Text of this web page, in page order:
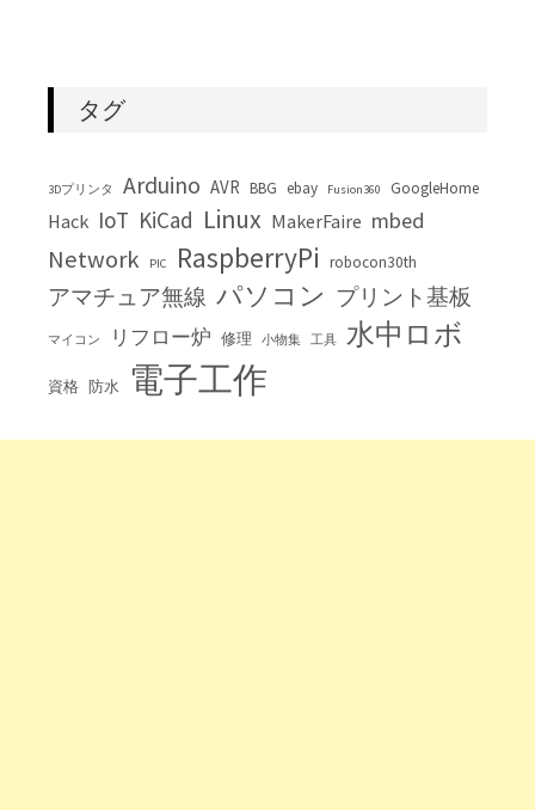
タグ
3Dプリンタ Arduino AVR BBG ebay Fusion360 GoogleHome
Hack IoT KiCad Linux MakerFaire mbed
Network PIC RaspberryPi robocon30th
アマチュア無線 パソコン プリント基板
マイコン リフロー炉 修理 小物集 工具 水中ロボ
資格 防水 電子工作